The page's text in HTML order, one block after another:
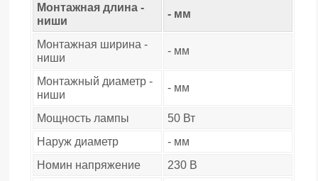
Монтажная длина -
ниши
- мм
Монтажная ширина -
ниши
- мм
Монтажный диаметр -
ниши
- мм
Мощность лампы
50 Вт
Наруж диаметр
- мм
Номин напряжение
230 В